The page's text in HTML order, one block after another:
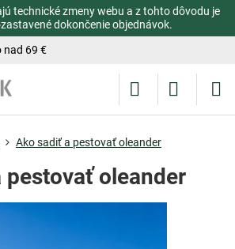
technické zmeny webu a z tohto dôvodu je
dokončenie objednávok.
nad 69 €
Ako sadiť a pestovať oleander
pestovať oleander